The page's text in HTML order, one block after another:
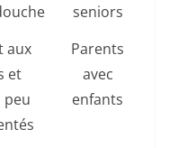
seniors
aux
et
peu
Parents
avec
enfants